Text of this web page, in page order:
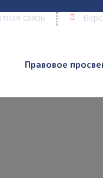
связь
Правовое